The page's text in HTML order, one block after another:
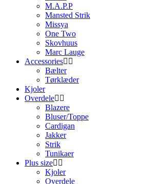
M.A.P.P
Mansted Strik
Missya
One Two
Skovhuus
Marc Lauge
Accessories
Bælter
Tørklæder
Kjoler
Overdele
Blazere
Bluser/Toppe
Cardigan
Jakker
Strik
Tunikaer
Plus size
Kjoler
Overdele